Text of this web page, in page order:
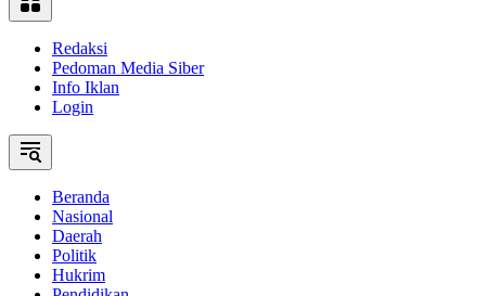
Redaksi
Pedoman Media Siber
Info Iklan
Login
Beranda
Nasional
Daerah
Politik
Hukrim